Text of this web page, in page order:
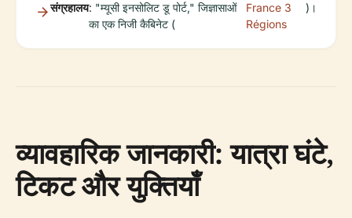
संग्रहालय: "म्यूसी इनसोलिट डू पोर्ट," जिज्ञासाओं
का एक निजी कैबिनेट (
France 3
Régions
)।
व्यावहारिक जानकारी: यात्रा घंटे,
टिकट और युक्तियाँ